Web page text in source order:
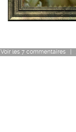
Voir les 7 commentaires |